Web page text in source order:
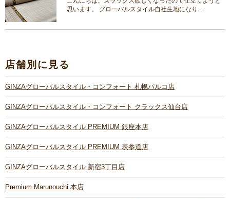
思います。 グローバルスタイル自社生地になり ...
店舗別に見る
GINZAグローバルスタイル・コンフォート 札幌パルコ店
GINZAグローバルスタイル・コンフォート クラックス仙台店
GINZAグローバルスタイル PREMIUM 銀座本店
GINZAグローバルスタイル PREMIUM 表参道店
GINZAグローバルスタイル 新宿3丁目店
Premium Marunouchi 本店